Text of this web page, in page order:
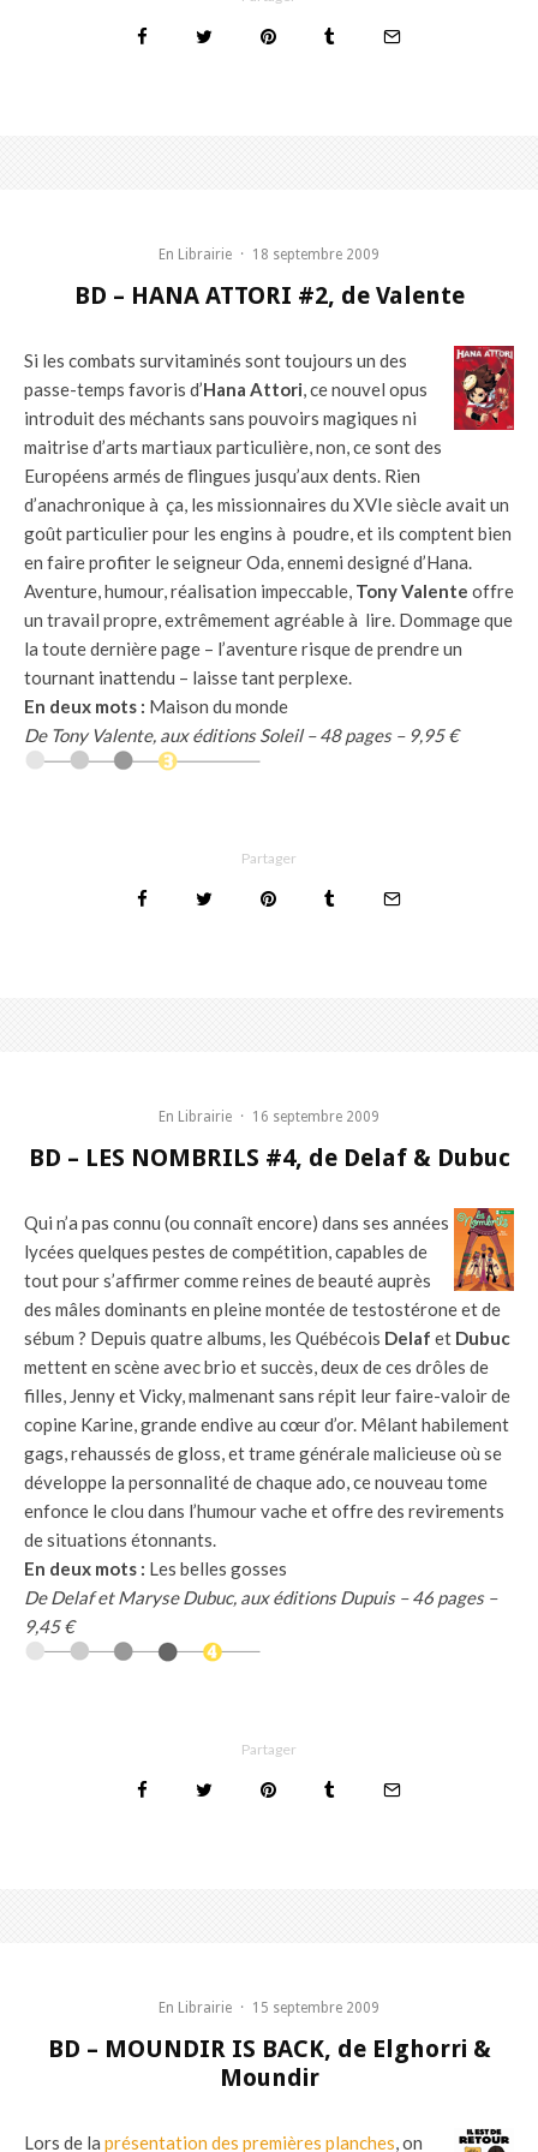
En Librairie · 18 septembre 2009
BD – HANA ATTORI #2, de Valente
Si les combats survitaminés sont toujours un des
passe-temps favoris d’Hana Attori, ce nouvel opus
introduit des méchants sans pouvoirs magiques ni
maitrise d’arts martiaux particulière, non, ce sont des
Européens armés de flingues jusqu’aux dents. Rien
d’anachronique à ça, les missionnaires du XVIe siècle avait un
goût particulier pour les engins à poudre, et ils comptent bien
en faire profiter le seigneur Oda, ennemi designé d’Hana.
Aventure, humour, réalisation impeccable, Tony Valente offre
un travail propre, extrêmement agréable à lire. Dommage que
la toute dernière page – l’aventure risque de prendre un
tournant inattendu – laisse tant perplexe.
En deux mots : Maison du monde
De Tony Valente, aux éditions Soleil – 48 pages – 9,95 €
Partager
En Librairie · 16 septembre 2009
BD – LES NOMBRILS #4, de Delaf & Dubuc
Qui n’a pas connu (ou connaît encore) dans ses années
lycées quelques pestes de compétition, capables de
tout pour s’affirmer comme reines de beauté auprès
des mâles dominants en pleine montée de testostérone et de
sébum ? Depuis quatre albums, les Québécois Delaf et Dubuc
mettent en scène avec brio et succès, deux de ces drôles de
filles, Jenny et Vicky, malmenant sans répit leur faire-valoir de
copine Karine, grande endive au cœur d’or. Mêlant habilement
gags, rehaussés de gloss, et trame générale malicieuse où se
développe la personnalité de chaque ado, ce nouveau tome
enfonce le clou dans l’humour vache et offre des revirements
de situations étonnants.
En deux mots : Les belles gosses
De Delaf et Maryse Dubuc, aux éditions Dupuis – 46 pages –
9,45 €
Partager
En Librairie · 15 septembre 2009
BD – MOUNDIR IS BACK, de Elghorri &
Moundir
Lors de la présentation des premières planches, on